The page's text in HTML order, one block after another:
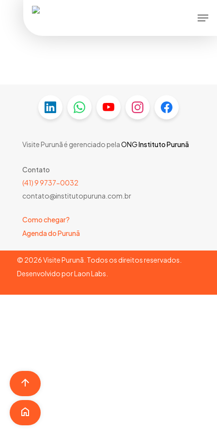
Visite Purunã é gerenciado pelaONGInstituto Purunã
Contato
(41) 9 9737-0032
contato@institutopuruna.com.br
Como chegar?
Agenda do Purunã
© 2026Visite Purunã. Todos os direitos reservados.
Desenvolvido porLaon Labs